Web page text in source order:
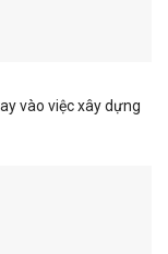
vào việc xây dựng